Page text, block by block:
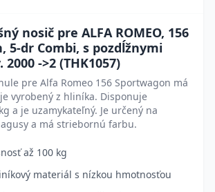
nosič pre ALFA ROMEO, 156
5-dr Combi, s pozdĺžnymi
->2 (THK1057)
pre Alfa Romeo 156 Sportwagon má
vyrobený z hliníka. Disponuje
a je uzamykateľný. Je určený na
a má striebornú farbu.
až 100 kg
materiál s nízkou hmotnosťou